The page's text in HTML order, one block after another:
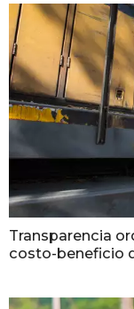
Transparencia
costo-beneficio